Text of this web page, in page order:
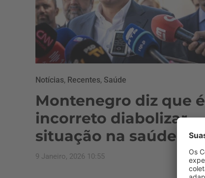
Notícias, Recentes, Saúde
Montenegro diz que é
incorreto diabolizar
situação na saúde
9 Janeiro, 2026 10:55